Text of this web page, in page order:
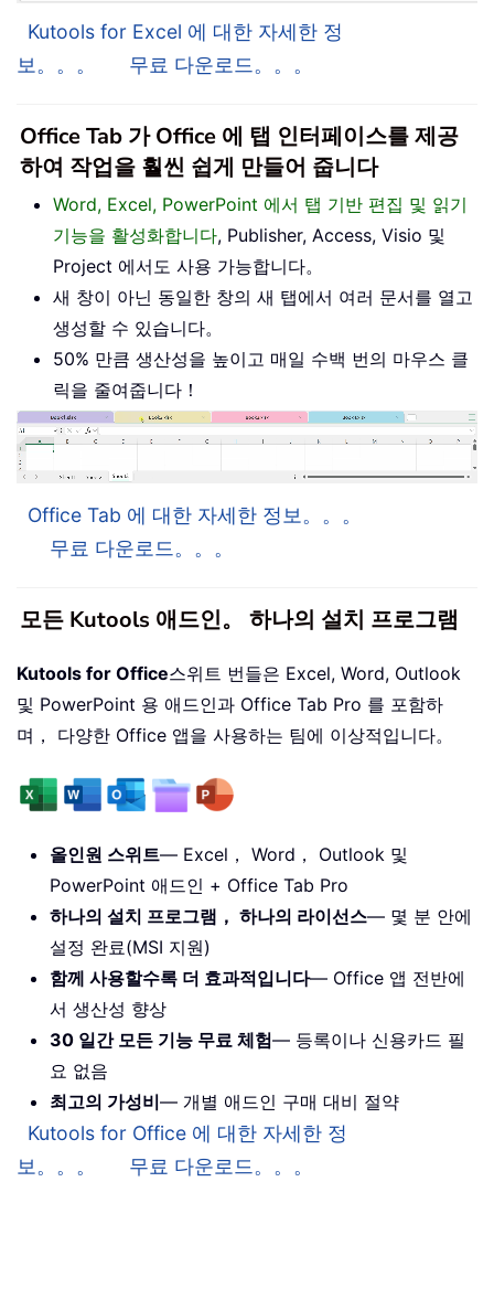
Kutools for Excel 에 대한 자세한 정
보。。。
무료 다운로드。。。
Office Tab 가 Office 에 탭 인터페이스를 제공
하여 작업을 훨씬 쉽게 만들어 줍니다
Word, Excel, PowerPoint 에서 탭 기반 편집 및 읽기
기능을 활성화합니다, Publisher, Access, Visio 및
Project 에서도 사용 가능합니다。
새 창이 아닌 동일한 창의 새 탭에서 여러 문서를 열고
생성할 수 있습니다。
50% 만큼 생산성을 높이고 매일 수백 번의 마우스 클
릭을 줄여줍니다！
Office Tab 에 대한 자세한 정보。。。
무료 다운로드。。。
모든 Kutools 애드인。 하나의 설치 프로그램
Kutools for Office스위트 번들은 Excel, Word, Outlook
및 PowerPoint 용 애드인과 Office Tab Pro 를 포함하
며， 다양한 Office 앱을 사용하는 팀에 이상적입니다。
올인원 스위트— Excel， Word， Outlook 및
PowerPoint 애드인 + Office Tab Pro
하나의 설치 프로그램， 하나의 라이선스— 몇 분 안에
설정 완료(MSI 지원)
함께 사용할수록 더 효과적입니다— Office 앱 전반에
서 생산성 향상
30 일간 모든 기능 무료 체험— 등록이나 신용카드 필
요 없음
최고의 가성비— 개별 애드인 구매 대비 절약
Kutools for Office 에 대한 자세한 정
보。。。
무료 다운로드。。。